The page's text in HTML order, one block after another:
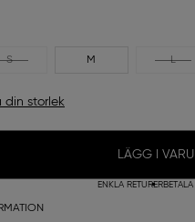
S M L
din storlek
LÄGG I
ENKLA RETURER